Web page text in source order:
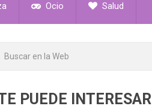
Ocio Salud
PUEDE INTERESAR